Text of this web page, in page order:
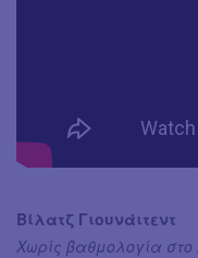
Βίλατζ Γιουνάιτεντ
Χωρίς βαθμολογία στο